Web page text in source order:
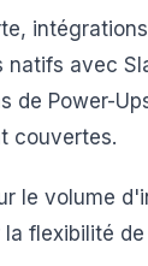
natifs avec
de Power-
couvertes.
le volume
flexibilité de